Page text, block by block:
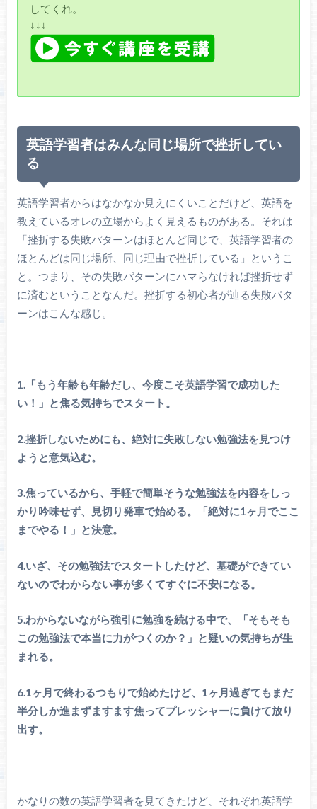
してくれ。
↓↓↓
英語学習者はみんな同じ場所で挫折してい
る
英語学習者からはなかなか見えにくいことだけど、英語を
教えているオレの立場からよく見えるものがある。それは
「挫折する失敗パターンはほとんど同じで、英語学習者の
ほとんどは同じ場所、同じ理由で挫折している」というこ
と。つまり、その失敗パターンにハマらなければ挫折せず
に済むということなんだ。挫折する初心者が辿る失敗パタ
ーンはこんな感じ。
1.「もう年齢も年齢だし、今度こそ英語学習で成功した
い！」と焦る気持ちでスタート。
2.挫折しないためにも、絶対に失敗しない勉強法を見つけ
ようと意気込む。
3.焦っているから、手軽で簡単そうな勉強法を内容をしっ
かり吟味せず、見切り発車で始める。「絶対に1ヶ月でここ
までやる！」と決意。
4.いざ、その勉強法でスタートしたけど、基礎ができてい
ないのでわからない事が多くてすぐに不安になる。
5.わからないながら強引に勉強を続ける中で、「そもそも
この勉強法で本当に力がつくのか？」と疑いの気持ちが生
まれる。
6.1ヶ月で終わるつもりで始めたけど、1ヶ月過ぎてもまだ
半分しか進まずますます焦ってプレッシャーに負けて放り
出す。
かなりの数の英語学習者を見てきたけど、それぞれ英語学